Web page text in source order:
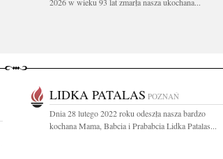
LIDKA PATALAS POZNAŃ
Dnia 28 lutego 2022 roku odeszła nasza bardzo
kochana Mama, Babcia i Prababcia Lidka Patalas...